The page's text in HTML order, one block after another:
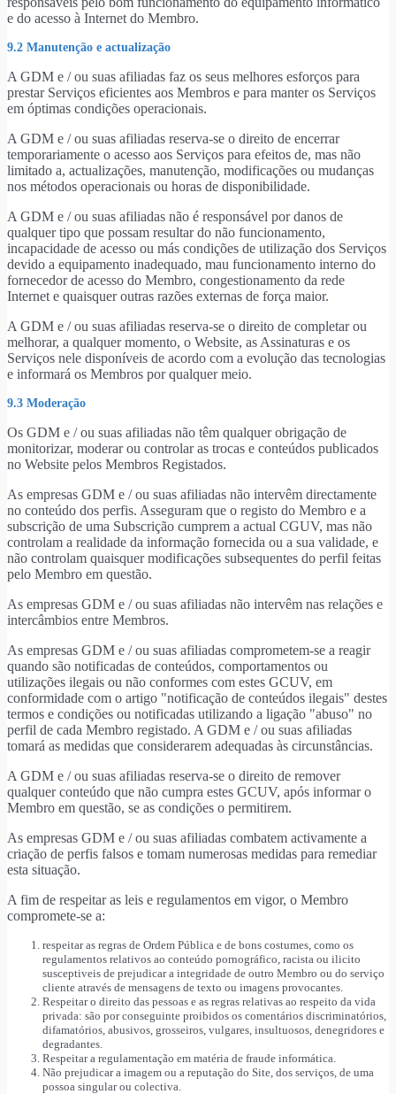
e do acesso à Internet do Membro.
9.2 Manutenção e actualização
A GDM e / ou suas afiliadas faz os seus melhores esforços para
prestar Serviços eficientes aos Membros e para manter os Serviços
em óptimas condições operacionais.
A GDM e / ou suas afiliadas reserva-se o direito de encerrar
temporariamente o acesso aos Serviços para efeitos de, mas não
limitado a, actualizações, manutenção, modificações ou mudanças
nos métodos operacionais ou horas de disponibilidade.
A GDM e / ou suas afiliadas não é responsável por danos de
qualquer tipo que possam resultar do não funcionamento,
incapacidade de acesso ou más condições de utilização dos Serviços
devido a equipamento inadequado, mau funcionamento interno do
fornecedor de acesso do Membro, congestionamento da rede
Internet e quaisquer outras razões externas de força maior.
A GDM e / ou suas afiliadas reserva-se o direito de completar ou
melhorar, a qualquer momento, o Website, as Assinaturas e os
Serviços nele disponíveis de acordo com a evolução das tecnologias
e informará os Membros por qualquer meio.
9.3 Moderação
Os GDM e / ou suas afiliadas não têm qualquer obrigação de
monitorizar, moderar ou controlar as trocas e conteúdos publicados
no Website pelos Membros Registados.
As empresas GDM e / ou suas afiliadas não intervêm directamente
no conteúdo dos perfis. Asseguram que o registo do Membro e a
subscrição de uma Subscrição cumprem a actual CGUV, mas não
controlam a realidade da informação fornecida ou a sua validade, e
não controlam quaisquer modificações subsequentes do perfil feitas
pelo Membro em questão.
As empresas GDM e / ou suas afiliadas não intervêm nas relações e
intercâmbios entre Membros.
As empresas GDM e / ou suas afiliadas comprometem-se a reagir
quando são notificadas de conteúdos, comportamentos ou
utilizações ilegais ou não conformes com estes GCUV, em
conformidade com o artigo "notificação de conteúdos ilegais" destes
termos e condições ou notificadas utilizando a ligação "abuso" no
perfil de cada Membro registado. A GDM e / ou suas afiliadas
tomará as medidas que considerarem adequadas às circunstâncias.
A GDM e / ou suas afiliadas reserva-se o direito de remover
qualquer conteúdo que não cumpra estes GCUV, após informar o
Membro em questão, se as condições o permitirem.
As empresas GDM e / ou suas afiliadas combatem activamente a
criação de perfis falsos e tomam numerosas medidas para remediar
esta situação.
A fim de respeitar as leis e regulamentos em vigor, o Membro
compromete-se a:
respeitar as regras de Ordem Pública e de bons costumes, como os
regulamentos relativos ao conteúdo pornográfico, racista ou ilicito
susceptiveis de prejudicar a integridade de outro Membro ou do serviço
cliente através de mensagens de texto ou imagens provocantes.
Respeitar o direito das pessoas e as regras relativas ao respeito da vida
privada: são por conseguinte proibidos os comentários discriminatórios,
difamatórios, abusivos, grosseiros, vulgares, insultuosos, denegridores e
degradantes.
Respeitar a regulamentação em matéria de fraude informática.
Não prejudicar a imagem ou a reputação do Site, dos serviços, de uma
possoa singular ou colectiva.